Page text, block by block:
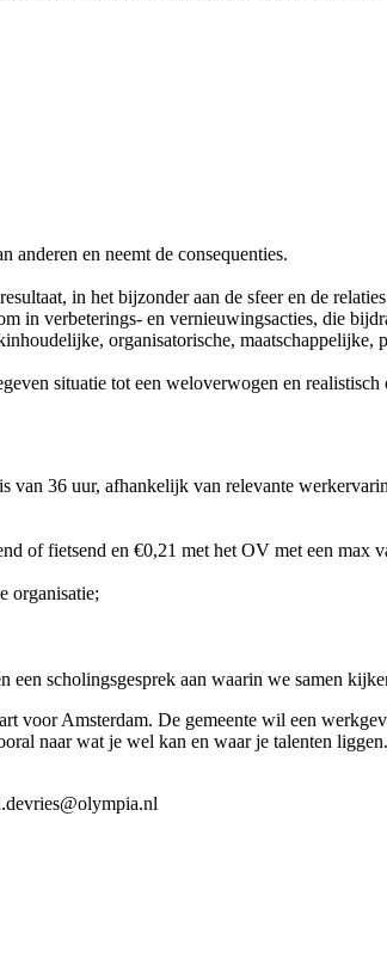
anderen en neemt de consequenties.
in het bijzonder aan de sfeer en de
in verbeterings- en vernieuwingsacties, die
organisatorische,
situatie tot een weloverwogen en realistisch
van 36 uur, afhankelijk van relevante
of fietsend en €0,21 met het OV met een max
organisatie;
scholingsgesprek aan waarin we samen
voor Amsterdam. De gemeente wil een
naar wat je wel kan en waar je talenten